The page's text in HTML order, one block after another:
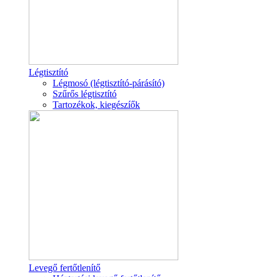
Légtisztító
Légmosó (légtisztító-párásító)
Szűrős légtisztító
Tartozékok, kiegészíők
Levegő fertőtlenítő